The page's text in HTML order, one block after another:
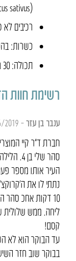
(crocus sativus).
רכיבים לא
כשרות:
תכולה: 30 מ״ל.
רשימת חוות
ענבר בן עזר–
2019
חברת ד”ר קיי
סהר
העיר אותו מספר
נתתי לו את ה’קרוקצ’יק’ של
10 דקות אחכ
ליחה. ממש שלולית
קסם!
עד הבוקר הוא לא